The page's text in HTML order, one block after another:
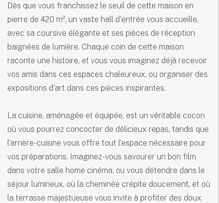
Dès que vous franchissez le seuil de cette maison en
pierre de 420 m², un vaste hall d'entrée vous accueille,
avec sa coursive élégante et ses pièces de réception
baignées de lumière. Chaque coin de cette maison
raconte une histoire, et vous vous imaginez déjà recevoir
vos amis dans ces espaces chaleureux, ou organiser des
expositions d'art dans ces pièces inspirantes.
La cuisine, aménagée et équipée, est un véritable cocon
où vous pourrez concocter de délicieux repas, tandis que
l'arrière-cuisine vous offre tout l'espace nécessaire pour
vos préparations. Imaginez-vous savourer un bon film
dans votre salle home cinéma, ou vous détendre dans le
séjour lumineux, où la cheminée crépite doucement, et où
la terrasse majestueuse vous invite à profiter des doux